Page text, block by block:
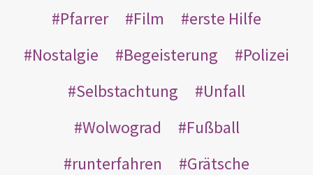
Pfarrer
Film
erste Hilfe
Nostalgie
Begeisterung
Polizei
Selbstachtung
Unfall
Wolwograd
Fußball
runterfahren
Grätsche